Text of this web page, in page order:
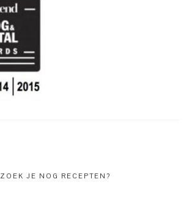
ZOEK JE NOG RECEPTEN?